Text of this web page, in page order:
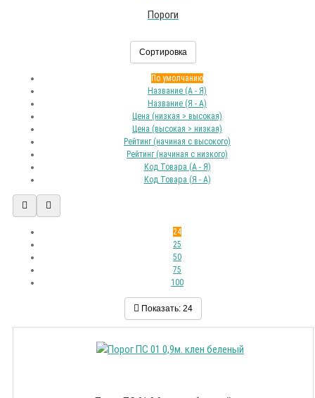
Пороги
Сортировка
По умолчанию
Название (А - Я)
Название (Я - А)
Цена (низкая > высокая)
Цена (высокая > низкая)
Рейтинг (начиная с высокого)
Рейтинг (начиная с низкого)
Код Товара (А - Я)
Код Товара (Я - А)
24
25
50
75
100
Показать: 24